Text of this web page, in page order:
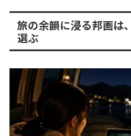
旅の余韻に浸る邦画は
選ぶ